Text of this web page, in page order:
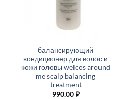
балансирующий
кондиционер для волос и
кожи головы welcos around
me scalp balancing
treatment
990.00₽